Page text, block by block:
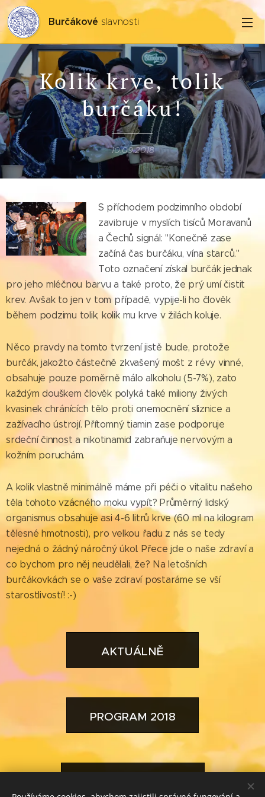
Burčákové slavnosti
Kolik krve, tolik
burčáku!
10.09.2018
S příchodem podzimního období
zavibruje v myslích tisíců Moravanů
a Čechů signál: "Konečně zase
začíná čas burčáku, vína starců."
Toto označení získal burčák jednak
pro jeho mléčnou barvu a také proto, že prý umí čistit
krev. Avšak to jen v tom případě, vypije-li ho člověk
během podzimu tolik, kolik mu krve v žilách koluje.
Něco pravdy na tomto tvrzení jistě bude, protože
burčák, jakožto částečně zkvašený mošt z révy vinné,
obsahuje pouze poměrně málo alkoholu (5-7%), zato
každým douškem člověk polyká také miliony živých
kvasinek chránících tělo proti onemocnění sliznice a
zažívacího ústrojí. Přítomný tiamin zase podporuje
srdeční činnost a nikotinamid zabraňuje nervovým a
kožním poruchám.
A kolik vlastně minimálně máme při péči o vitalitu našeho
těla tohoto vzácného moku vypít? Průměrný lidský
organismus obsahuje asi 4-6 litrů krve (60 ml na kilogram
tělesné hmotnosti), pro velkou řadu z nás se tedy
nejedná o žádný náročný úkol. Přece jde o naše zdraví a
co bychom pro něj neudělali, že? Na letošních
burčákovkách se o vaše zdraví postaráme se vší
starostlivostí! :-)
AKTUÁLNĚ
PROGRAM 2018